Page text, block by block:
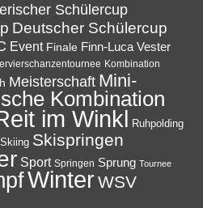
Schülercup
Deutscher Schülercup
Event Finale Finn-Luca Vester
Kombination
Meisterschaft Mini-
Kombination
im Winkl Ruhpolding
Skiing Skispringen
Sport Springen Sprung Tournee
WinterWSV